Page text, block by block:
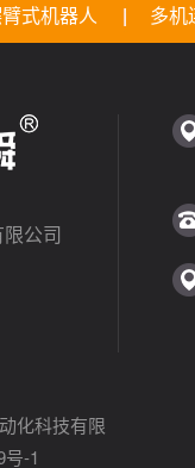
式机器人 多机
公司
化科技有限
-1